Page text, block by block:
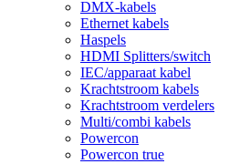
DMX-kabels
Ethernet kabels
Haspels
HDMI Splitters/switch
IEC/apparaat kabel
Krachtstroom kabels
Krachtstroom verdelers
Multi/combi kabels
Powercon
Powercon true